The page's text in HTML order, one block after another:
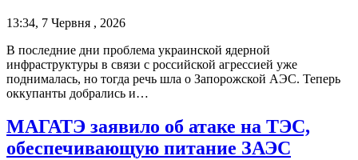
13:34, 7 Червня , 2026
В последние дни проблема украинской ядерной
инфраструктуры в связи с российской агрессией уже
поднималась, но тогда речь шла о Запорожской АЭС. Теперь
оккупанты добрались и…
МАГАТЭ заявило об атаке на ТЭС,
обеспечивающую питание ЗАЭС